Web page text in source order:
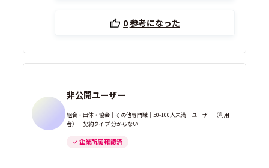
0参考になった
非公開ユーザー
組合・団体・協会｜その他専門職｜50-100人未満｜ユーザー（利用
者）｜契約タイプ 分からない
企業所属 確認済